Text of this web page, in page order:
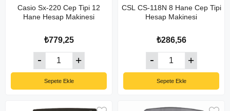
Casio Sx-220 Cep Tipi 12
Hane Hesap Makinesi
₺779,25
Sepete Ekle
CSL CS-118N 8 Hane Cep Tipi
Hesap Makinesi
₺286,56
Sepete Ekle